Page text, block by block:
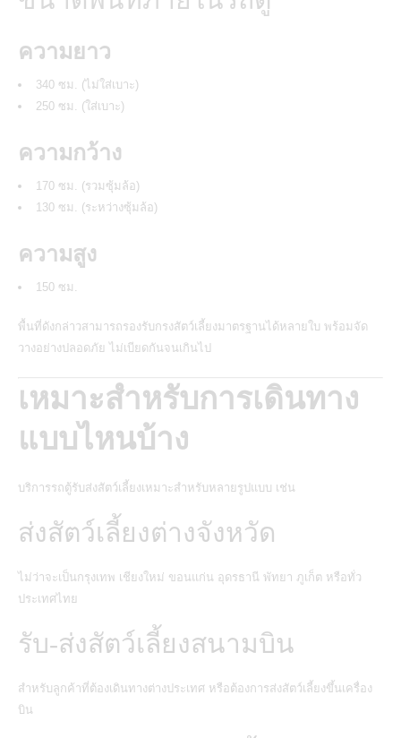
ความยาว
340 ซม. (ไม่ใส่เบาะ)
250 ซม. (ใส่เบาะ)
ความกว้าง
170 ซม. (รวมซุ้มล้อ)
130 ซม. (ระหว่างซุ้มล้อ)
ความสูง
150 ซม.
พื้นที่ดังกล่าวสามารถรองรับกรงสัตว์เลี้ยงมาตรฐานได้หลายใบ พร้อมจัด
วางอย่างปลอดภัย ไม่เบียดกันจนเกินไป
เหมาะสำหรับการเดินทาง
แบบไหนบ้าง
บริการรถตู้รับส่งสัตว์เลี้ยงเหมาะสำหรับหลายรูปแบบ เช่น
ส่งสัตว์เลี้ยงต่างจังหวัด
ไม่ว่าจะเป็นกรุงเทพ เชียงใหม่ ขอนแก่น อุดรธานี พัทยา ภูเก็ต หรือทั่ว
ประเทศไทย
รับ-ส่งสัตว์เลี้ยงสนามบิน
สำหรับลูกค้าที่ต้องเดินทางต่างประเทศ หรือต้องการส่งสัตว์เลี้ยงขึ้นเครื่อง
บิน